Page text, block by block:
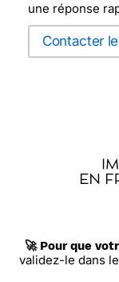
une réponse
Contacter
🚀 Pour que
validez-le dans